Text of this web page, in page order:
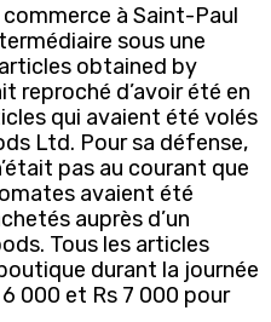
à Saint-Paul
sous une
obtained by
reproché d’avoir été en
qui avaient été volés
Ltd. Pour sa défense,
pas au courant que
avaient été
auprès d’un
Tous les articles
durant la journée
000 et Rs 7 000 pour